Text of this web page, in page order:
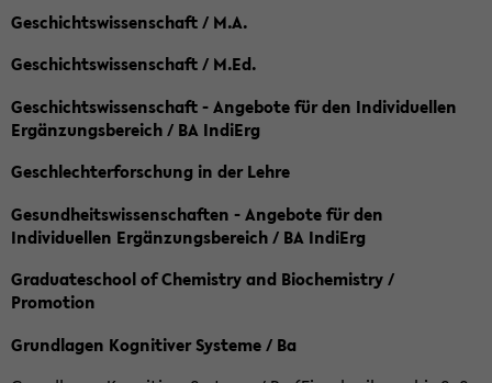
Geschichtswissenschaft / M.A.
Geschichtswissenschaft / M.Ed.
Geschichtswissenschaft - Angebote für den Individuellen
Ergänzungsbereich / BA IndiErg
Geschlechterforschung in der Lehre
Gesundheitswissenschaften - Angebote für den
Individuellen Ergänzungsbereich / BA IndiErg
Graduateschool of Chemistry and Biochemistry /
Promotion
Grundlagen Kognitiver Systeme / Ba